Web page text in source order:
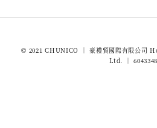
© 2021 CHUNICO ｜ 豪禮貿國際有限公
Ltd. ｜